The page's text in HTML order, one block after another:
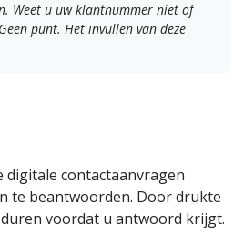
Weet u uw klantnummer niet of
punt. Het invullen van deze
digitale contactaanvragen
te beantwoorden. Door drukte
voordat u antwoord krijgt.